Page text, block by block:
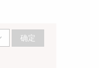
确定